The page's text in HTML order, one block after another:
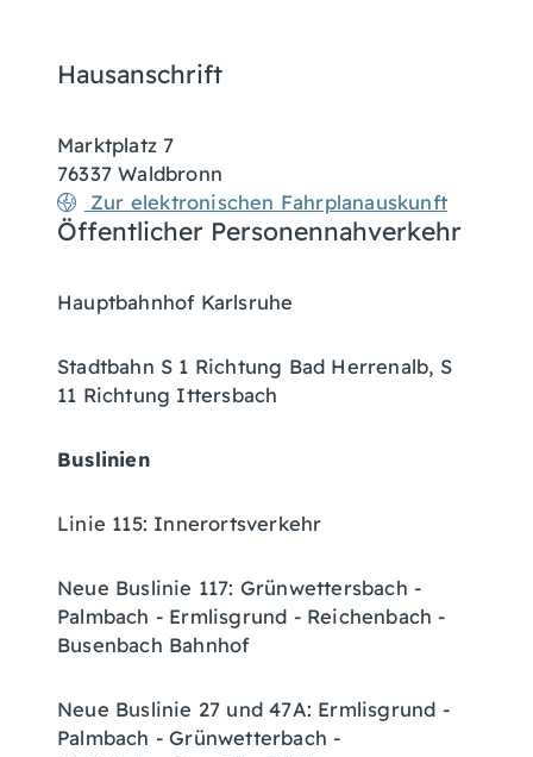
Hausanschrift
Marktplatz 7
76337 Waldbronn
Zur elektronischen Fahrplanauskunft
Öffentlicher Personennahverkehr
Hauptbahnhof Karlsruhe
Stadtbahn S 1 Richtung Bad Herrenalb, S
11 Richtung Ittersbach
Buslinien
Linie 115: Innerortsverkehr
Neue Buslinie 117: Grünwettersbach -
Palmbach - Ermlisgrund - Reichenbach -
Busenbach Bahnhof
Neue Buslinie 27 und 47A: Ermlisgrund -
Palmbach - Grünwetterbach -